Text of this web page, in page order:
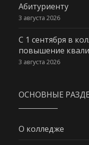
Абитуриенту
3 августа 2026
С 1 сентября в
повышение
3 августа 2026
ОСНОВНЫЕ
О колледже